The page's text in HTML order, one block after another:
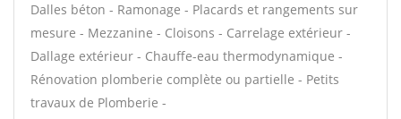
Dalles béton - Ramonage - Placards et rangements sur
mesure - Mezzanine - Cloisons - Carrelage extérieur -
Dallage extérieur - Chauffe-eau thermodynamique -
Rénovation plomberie complète ou partielle - Petits
travaux de Plomberie -